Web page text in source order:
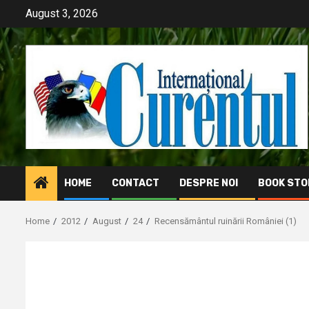
content
August 3, 2026
HOME CONTACT DESPRE NOI BOOK
Home 2012 August 24 Recensământul ruinării României (1)